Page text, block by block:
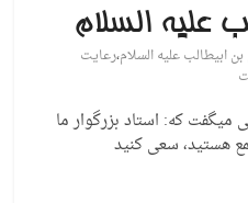
علیه السلام
ابیطالب علیه السلام،رعایت
که: استاد بزرگوار ما
هستید، سعی کنید